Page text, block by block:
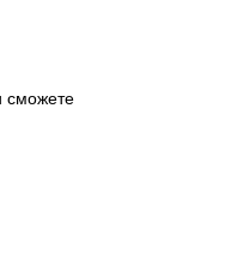
сможете